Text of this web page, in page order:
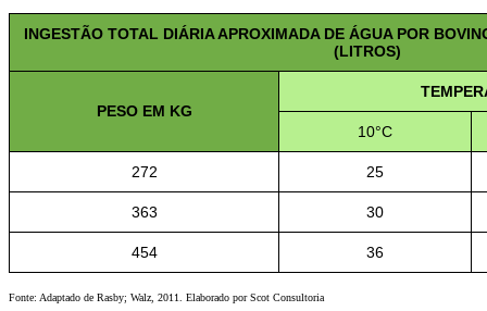
INGESTÃO TOTAL DIÁRIA APROXIMADA DE ÁGUA POR
(LITROS)
PESO EM KG
10°C
272 25
363 30
454 36
Fonte: Adaptado de Rasby; Walz, 2011. Elaborado por Scot Consultoria